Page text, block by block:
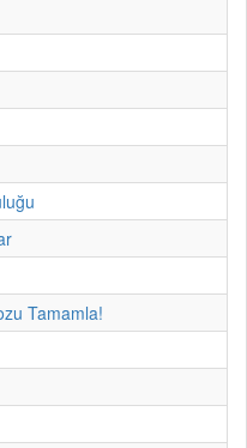
Tamamla!